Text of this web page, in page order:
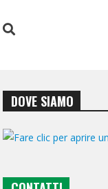
DOVE SIAMO